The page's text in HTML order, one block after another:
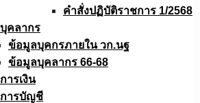
คำสั่งปฏิบัติราชการ 1/2568
คลากร
ข้อมูลบุคกรภายใน วก.นฐ
ข้อมูลบุคลากร 66-68
ารเงิน
ารบัญชี